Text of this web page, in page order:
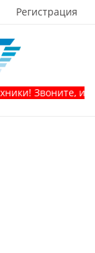
Регистрация
и